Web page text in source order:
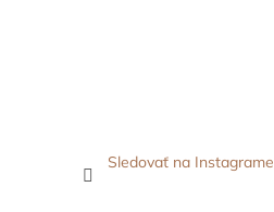
Sledovať na Instagrame